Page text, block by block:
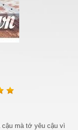
mà tớ yêu cậu vì